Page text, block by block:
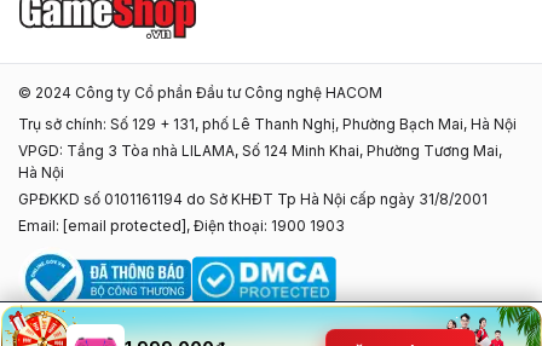
© 2024 Công ty Cổ phần Đầu tư Công nghệ HACOM
Trụ sở chính: Số 129 + 131, phố Lê Thanh Nghị, Phường Bạch Mai, Hà Nội
VPGD: Tầng 3 Tòa nhà LILAMA, Số 124 Minh Khai, Phường Tương Mai,
Hà Nội
GPĐKKD số 0101161194 do Sở KHĐT Tp Hà Nội cấp ngày 31/8/2001
Email: [email protected] , Điện thoại: 1900 1903